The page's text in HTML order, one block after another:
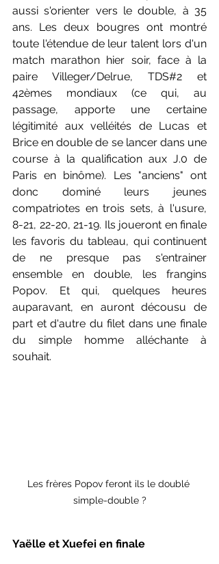
aussi s'orienter vers le double, à 35
ans. Les deux bougres ont montré
toute l'étendue de leur talent lors d'un
match marathon hier soir, face à la
paire Villeger/Delrue, TDS#2 et
42èmes mondiaux (ce qui, au
passage, apporte une certaine
légitimité aux velléités de Lucas et
Brice en double de se lancer dans une
course à la qualification aux J.0 de
Paris en binôme). Les "anciens" ont
donc dominé leurs jeunes
compatriotes en trois sets, à l'usure,
8-21, 22-20, 21-19. Ils joueront en finale
les favoris du tableau, qui continuent
de ne presque pas s'entrainer
ensemble en double, les frangins
Popov. Et qui, quelques heures
auparavant, en auront décousu de
part et d'autre du filet dans une finale
du simple homme alléchante à
souhait.
Les frères Popov feront ils le doublé
simple-double ?
Yaëlle et Xuefei en finale